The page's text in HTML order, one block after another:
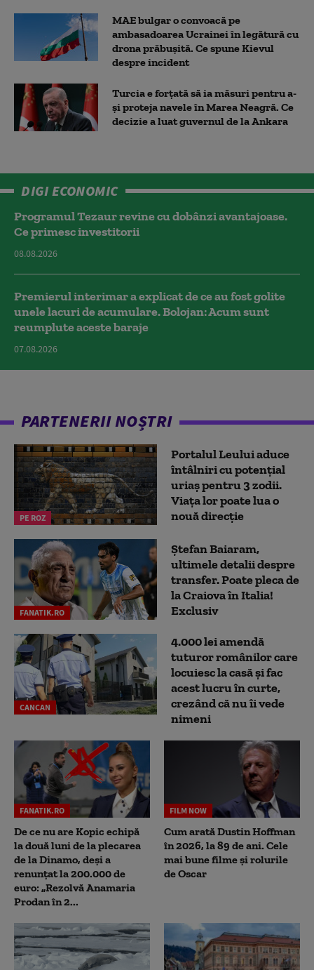
MAE bulgar o convoacă pe
ambasadoarea Ucrainei în legătură cu
drona prăbuşită. Ce spune Kievul
despre incident
Turcia e forțată să ia măsuri pentru a-
și proteja navele în Marea Neagră. Ce
decizie a luat guvernul de la Ankara
DIGI ECONOMIC
Programul Tezaur revine cu dobânzi avantajoase.
Ce primesc investitorii
08.08.2026
Premierul interimar a explicat de ce au fost golite
unele lacuri de acumulare. Bolojan: Acum sunt
reumplute aceste baraje
07.08.2026
PARTENERII NOȘTRI
PE ROZ
Portalul Leului aduce
întâlniri cu potențial
uriaș pentru 3 zodii.
Viața lor poate lua o
nouă direcție
FANATIK.RO
Ștefan Baiaram,
ultimele detalii despre
transfer. Poate pleca de
la Craiova în Italia!
Exclusiv
CANCAN
4.000 lei amendă
tuturor românilor care
locuiesc la casă și fac
acest lucru în curte,
crezând că nu îi vede
nimeni
FANATIK.RO
De ce nu are Kopic echipă
la două luni de la plecarea
de la Dinamo, deși a
renunțat la 200.000 de
euro: „Rezolvă Anamaria
Prodan în 2...
FILM NOW
Cum arată Dustin Hoffman
în 2026, la 89 de ani. Cele
mai bune filme și rolurile
de Oscar